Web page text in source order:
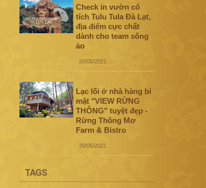
Check in vườn cổ
tích Tulu Tula Đà Lạt,
địa điểm cực chất
dành cho team sống
ảo
20/05/2021
Lạc lối ở nhà hàng bí
mật "VIEW RỪNG
THÔNG" tuyệt đẹp -
Rừng Thông Mơ
Farm & Bistro
20/05/2021
TAGS